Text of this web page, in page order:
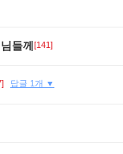
들께 [141]
답글 1개 ▼